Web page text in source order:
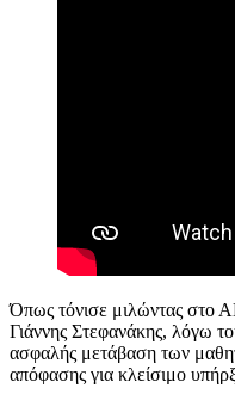
Όπως τόνισε μιλώντας στο
Γιάννης Στεφανάκης, λόγω
ασφαλής μετάβαση των
απόφασης για κλείσιμο